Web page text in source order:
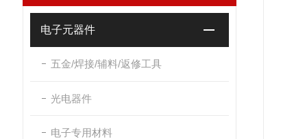
电子元器件
五金/焊接/辅料/返修工具
光电器件
电子专用材料